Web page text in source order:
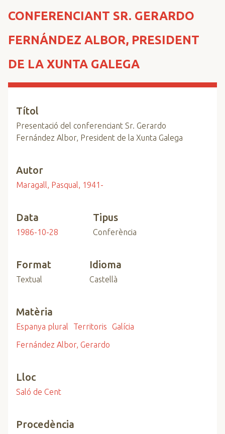
CONFERENCIANT SR. GERARDO
FERNÁNDEZ ALBOR, PRESIDENT
DE LA XUNTA GALEGA
Títol
Presentació del conferenciant Sr. Gerardo
Fernández Albor, President de la Xunta Galega
Autor
Maragall, Pasqual, 1941-
Data
1986-10-28
Tipus
Conferència
Format
Textual
Idioma
Castellà
Matèria
Espanya plural Territoris
Galícia
Fernández Albor, Gerardo
Lloc
Saló de Cent
Procedència